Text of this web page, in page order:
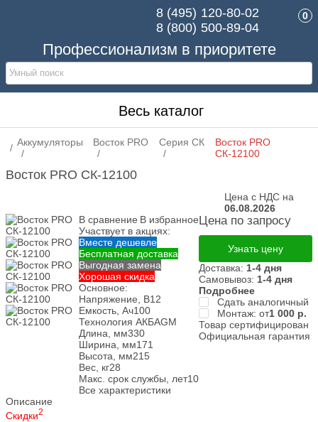
Профессионализм в приоритете
8 (495) 120-80-02
8 (800) 500-89-04
0
Весь каталог
Аккумуляторы Восток PRO Серия СК
Восток PRO
СК-12100
Восток PRO СК-12100
Цена с НДС на
06.08.2026
В сравнение В избранное
Участвует в акциях:
Вместе дешевле
Бесплатная доставка
Выгодная замена
Хорошая скидка
Основное:
Напряжение, В12
Емкость, Ач100
Технология АКБAGM
Длина, мм330
Ширина, мм171
Высота, мм215
Вес, кг28
Макс. срок службы, лет10
Все характеристики
Цена по запросу
Узнать цену
Доставка: 1-4 дня
Самовывоз: 1-4 дня
Подробнее
Сдать аналогичный
Монтаж: от1 000 р.
Товар сертифицирован
Официальная гарантия
Описание
Скидки2